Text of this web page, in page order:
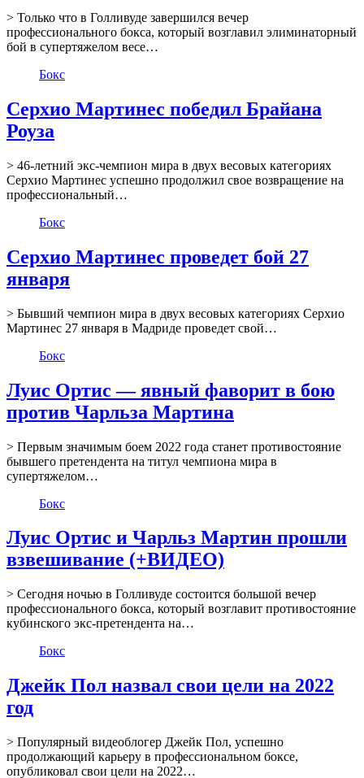
> Только что в Голливуде завершился вечер
профессионального бокса, который возглавил элиминаторный
бой в супертяжелом весе…
Бокс
Серхио Мартинес победил Брайана
Роуза
> 46-летний экс-чемпион мира в двух весовых категориях
Серхио Мартинес успешно продолжил свое возвращение на
профессиональный…
Бокс
Серхио Мартинес проведет бой 27
января
> Бывший чемпион мира в двух весовых категориях Серхио
Мартинес 27 января в Мадриде проведет свой…
Бокс
Луис Ортис — явный фаворит в бою
против Чарльза Мартина
> Первым значимым боем 2022 года станет противостояние
бывшего претендента на титул чемпиона мира в
супертяжелом…
Бокс
Луис Ортис и Чарльз Мартин прошли
взвешивание (+ВИДЕО)
> Сегодня ночью в Голливуде состоится большой вечер
профессионального бокса, который возглавит противостояние
кубинского экс-претендента на…
Бокс
Джейк Пол назвал свои цели на 2022
год
> Популярный видеоблогер Джейк Пол, успешно
продолжающий карьеру в профессиональном боксе,
опубликовал свои цели на 2022…